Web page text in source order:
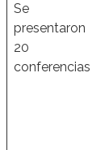
Se
presentaron
20
conferencias